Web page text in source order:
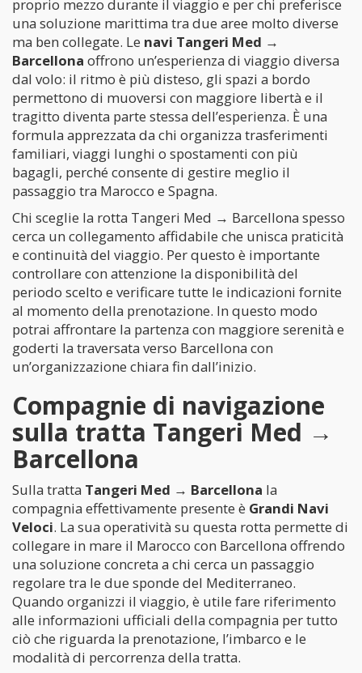
proprio mezzo durante il viaggio e per chi preferisce
una soluzione marittima tra due aree molto diverse
ma ben collegate. Le navi Tangeri Med →
Barcellona offrono un’esperienza di viaggio diversa
dal volo: il ritmo è più disteso, gli spazi a bordo
permettono di muoversi con maggiore libertà e il
tragitto diventa parte stessa dell’esperienza. È una
formula apprezzata da chi organizza trasferimenti
familiari, viaggi lunghi o spostamenti con più
bagagli, perché consente di gestire meglio il
passaggio tra Marocco e Spagna.
Chi sceglie la rotta Tangeri Med → Barcellona spesso
cerca un collegamento affidabile che unisca praticità
e continuità del viaggio. Per questo è importante
controllare con attenzione la disponibilità del
periodo scelto e verificare tutte le indicazioni fornite
al momento della prenotazione. In questo modo
potrai affrontare la partenza con maggiore serenità e
goderti la traversata verso Barcellona con
un’organizzazione chiara fin dall’inizio.
Compagnie di navigazione
sulla tratta Tangeri Med →
Barcellona
Sulla tratta Tangeri Med → Barcellona la
compagnia effettivamente presente è Grandi Navi
Veloci. La sua operatività su questa rotta permette di
collegare in mare il Marocco con Barcellona offrendo
una soluzione concreta a chi cerca un passaggio
regolare tra le due sponde del Mediterraneo.
Quando organizzi il viaggio, è utile fare riferimento
alle informazioni ufficiali della compagnia per tutto
ciò che riguarda la prenotazione, l’imbarco e le
modalità di percorrenza della tratta.